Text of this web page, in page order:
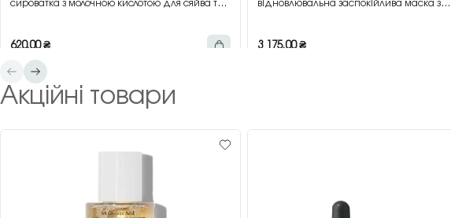
сироватка з молочною кислотою для сяйва та
620,00₴
відновлювальна заспокійлива маска з
3 175,00₴
Акційні товари